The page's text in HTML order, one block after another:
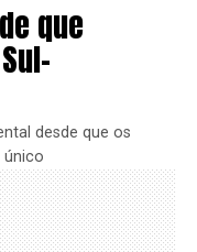
que
desde que os
único